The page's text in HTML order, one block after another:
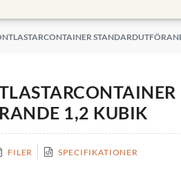
1,2 KUBIK
FILER SPECIFIKATIONER